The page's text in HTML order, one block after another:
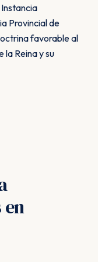
Provincial de
favorable al
la Reina y su